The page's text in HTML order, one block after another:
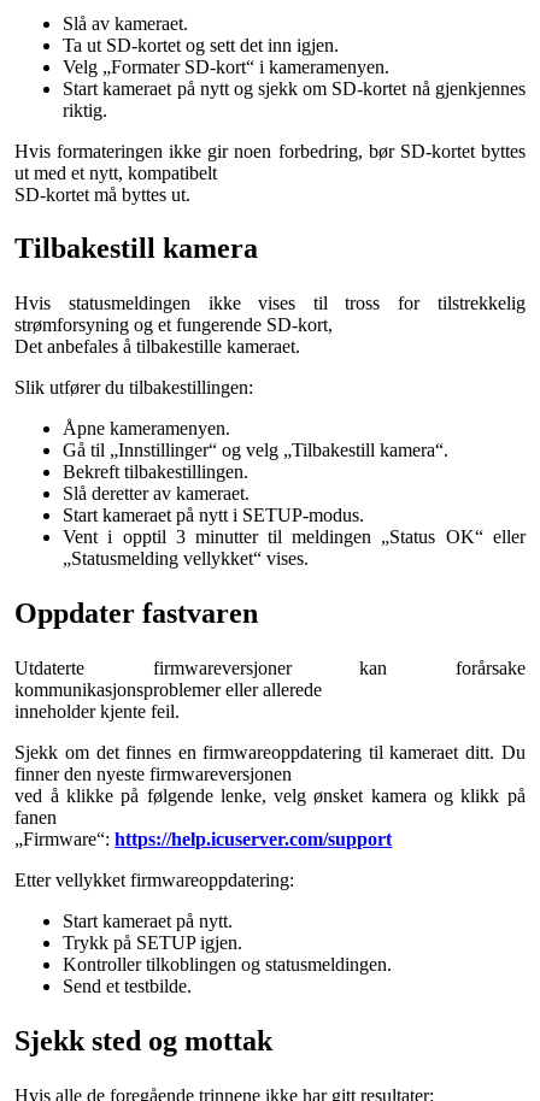
Slå av kameraet.
Ta ut SD-kortet og sett det inn igjen.
Velg „Formater SD-kort“ i kameramenyen.
Start kameraet på nytt og sjekk om SD-kortet nå gjenkjennes
riktig.
Hvis formateringen ikke gir noen forbedring, bør SD-kortet byttes
ut med et nytt, kompatibelt
SD-kortet må byttes ut.
Tilbakestill kamera
Hvis statusmeldingen ikke vises til tross for tilstrekkelig
strømforsyning og et fungerende SD-kort,
Det anbefales å tilbakestille kameraet.
Slik utfører du tilbakestillingen:
Åpne kameramenyen.
Gå til „Innstillinger“ og velg „Tilbakestill kamera“.
Bekreft tilbakestillingen.
Slå deretter av kameraet.
Start kameraet på nytt i SETUP-modus.
Vent i opptil 3 minutter til meldingen „Status OK“ eller
„Statusmelding vellykket“ vises.
Oppdater fastvaren
Utdaterte firmwareversjoner kan forårsake
kommunikasjonsproblemer eller allerede
inneholder kjente feil.
Sjekk om det finnes en firmwareoppdatering til kameraet ditt. Du
finner den nyeste firmwareversjonen
ved å klikke på følgende lenke, velg ønsket kamera og klikk på
fanen
„Firmware“:https://help.icuserver.com/support
Etter vellykket firmwareoppdatering:
Start kameraet på nytt.
Trykk på SETUP igjen.
Kontroller tilkoblingen og statusmeldingen.
Send et testbilde.
Sjekk sted og mottak
Hvis alle de foregående trinnene ikke har gitt resultater: